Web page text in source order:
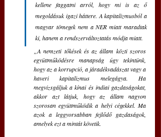
kellene faggatni arról, hogy mi is az ő
megoldásuk igazi háttere. A kapitalizmusból a
magyar tömegek nem a NER miatt maradtak
ki, hanem a rendszerváltoztatás módja miatt.
„A nemzeti tőkések és az állam közti szoros
együttműködésre manapság úgy tekintünk,
hogy az a korrupció, a járadékvadászat vagy a
haveri kapitalizmus melegágya. Ha
megvizsgáljuk a kínai és indiai gazdaságokat,
akkor azt látjuk, hogy az állam nagyon
szorosan együttműködik a helyi cégekkel. Ma
azok a leggyorsabban fejlődő gazdaságok,
amelyek ezt a mintát követik.